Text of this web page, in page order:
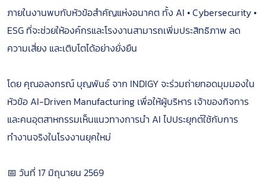
ภายในงานพบกับหัวข้อสำคัญแห่งอนาคต ทั้ง AI • Cybersecurity •
ESG ที่จะช่วยให้องค์กรและโรงงานสามารถเพิ่มประสิทธิภาพ ลด
ความเสี่ยง และเติบโตได้อย่างยั่งยืน
โดย คุณอลงกรณ์ บุญพันธ์ จาก INDIGY จะร่วมถ่ายทอดมุมมองใน
หัวข้อ AI-Driven Manufacturing เพื่อให้ผู้บริหาร เจ้าของกิจการ
และคนอุตสาหกรรมเห็นแนวทางการนำ AI ไปประยุกต์ใช้กับการ
ทำงานจริงในโรงงานยุคใหม่
📅 วันที่ 17 มิถุนายน 2569